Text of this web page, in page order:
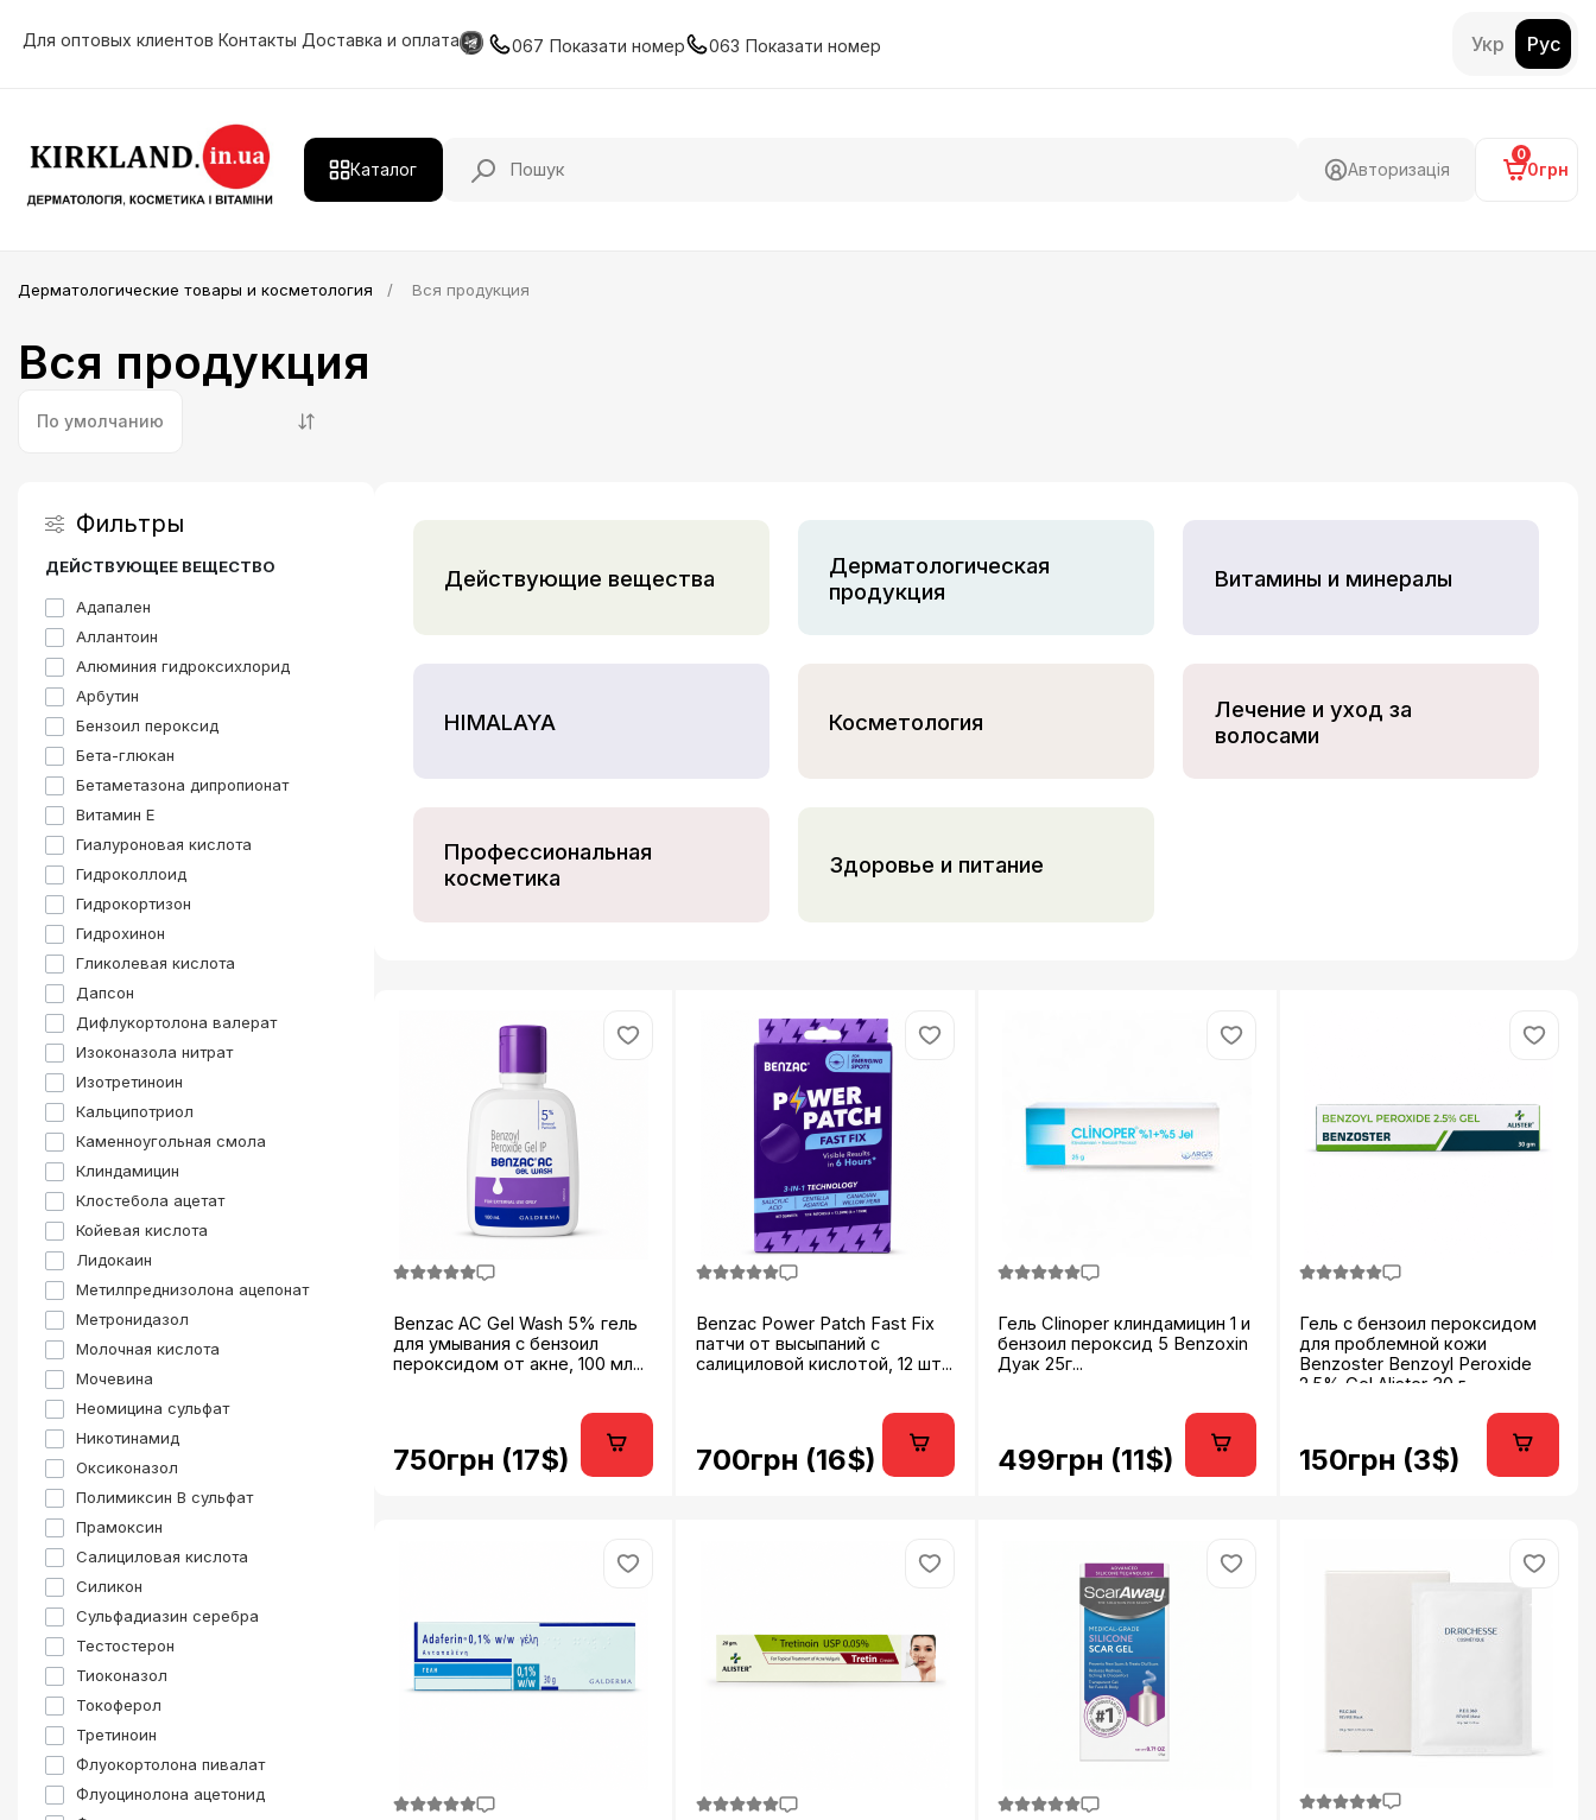
Для оптовых клиентов Контакты Доставка и оплата 067 Показати номер 063 Показати номер Укр Рус
Каталог Авторизація
0
0грн
Дерматологическая продукция
Витамины и минералы
Косметология
Профессиональная косметика
Здоровье и питание
ТОП товары
Акции
Комплексная терапия
Вся продукция
Інформація
Виробники
Дерматологические товары и косметология Вся продукция
Вся продукция
По умолчанию
Фильтры
ДЕЙСТВУЮЩЕЕ ВЕЩЕСТВО
Адапален
Аллантоин
Алюминия гидроксихлорид
Арбутин
Бензоил пероксид
Бета-глюкан
Бетаметазона дипропионат
Витамин E
Гиалуроновая кислота
Гидроколлоид
Гидрокортизон
Гидрохинон
Гликолевая кислота
Дапсон
Дифлукортолона валерат
Изоконазола нитрат
Изотретиноин
Кальципотриол
Каменноугольная смола
Клиндамицин
Клостебола ацетат
Койевая кислота
Лидокаин
Метилпреднизолона ацепонат
Метронидазол
Молочная кислота
Мочевина
Неомицина сульфат
Никотинамид
Оксиконазол
Полимиксин B сульфат
Прамоксин
Салициловая кислота
Силикон
Сульфадиазин серебра
Тестостерон
Тиоконазол
Токоферол
Третиноин
Флуокортолона пивалат
Флуоцинолона ацетонид
Действующие вещества
Дерматологическая
продукция
Витамины и минералы
HIMALAYA Косметология
Лечение и уход за
волосами
Профессиональная
косметика
Здоровье и питание
Benzac AC Gel Wash 5% гель
для умывания с бензоил
пероксидом от акне, 100 мл...
750грн (17$)
Benzac Power Patch Fast Fix
патчи от высыпаний с
салициловой кислотой, 12 шт...
700грн (16$)
Гель Clinoper клиндамицин 1 и
бензоил пероксид 5 Benzoxin
Дуак 25г...
499грн (11$)
Гель с бензоил пероксидом
для проблемной кожи
Benzoster Benzoyl Peroxide
2.5% Gel Alister 30 г...
150грн (3$)